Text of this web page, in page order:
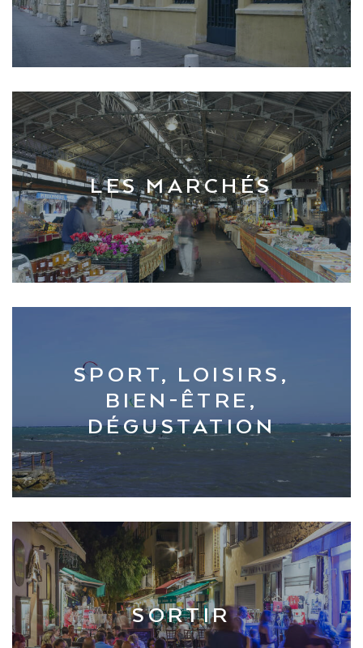
LES MARCHÉS
SPORT, LOISIRS,
BIEN-ÊTRE,
DÉGUSTATION
SORTIR